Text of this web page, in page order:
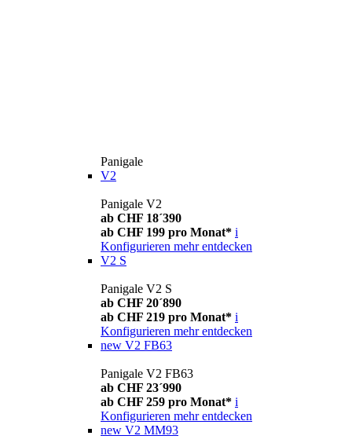
Panigale
V2
Panigale V2
ab CHF 18´390
ab CHF 199 pro Monat* i
Konfigurieren mehr entdecken
V2 S
Panigale V2 S
ab CHF 20´890
ab CHF 219 pro Monat* i
Konfigurieren mehr entdecken
new V2 FB63
Panigale V2 FB63
ab CHF 23´990
ab CHF 259 pro Monat* i
Konfigurieren mehr entdecken
new V2 MM93